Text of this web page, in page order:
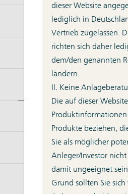
dieser Website
lediglich in
Vertrieb zugelassen.
richten sich daher
dem/den genannten
ländern.
II. Keine
Die auf dieser
Produkte beziehen,
Sie als möglicher
Anleger/Investor
damit ungeeignet
Grund sollten Sie sich